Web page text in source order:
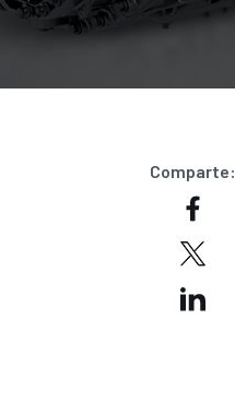
Comparte: